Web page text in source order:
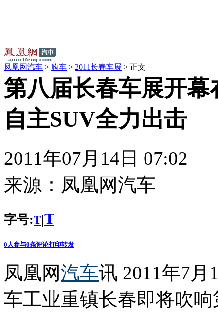
凤凰网汽车 > 购车 > 2011长春车展 > 正文
第八届长春车展开幕
自主SUV全力出击
2011年07月14日 07:02
来源： 凤凰网汽车
字号:T|T
0 人参与0条评论打印转发
凤凰网汽车讯 2011年7
车工业重镇长春即将吹